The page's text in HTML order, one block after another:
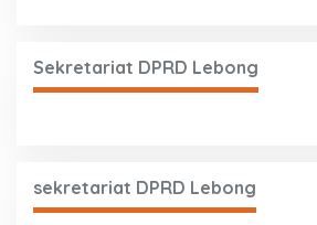
Sekretariat DPRD Lebong
sekretariat DPRD Lebong